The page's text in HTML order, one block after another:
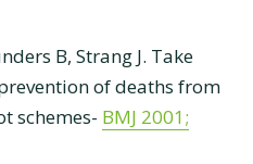
B, Strang J. Take
of deaths from
schemes- BMJ 2001;